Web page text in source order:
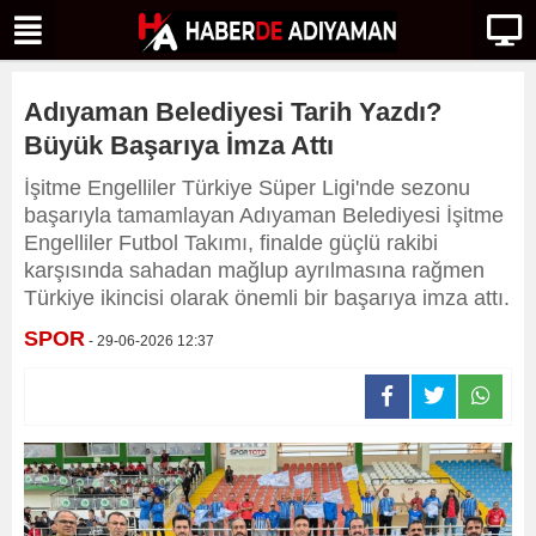
Adıyaman Belediyesi Tarih Yazdı?
Büyük Başarıya İmza Attı
İşitme Engelliler Türkiye Süper Ligi'nde sezonu
başarıyla tamamlayan Adıyaman Belediyesi İşitme
Engelliler Futbol Takımı, finalde güçlü rakibi
karşısında sahadan mağlup ayrılmasına rağmen
Türkiye ikincisi olarak önemli bir başarıya imza attı.
SPOR - 29-06-2026 12:37